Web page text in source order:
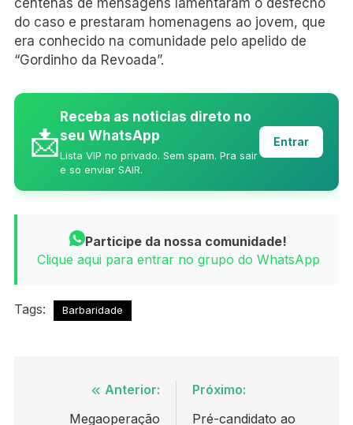
centenas de mensagens lamentaram o desfecho
do caso e prestaram homenagens ao jovem, que
era conhecido na comunidade pelo apelido de
“Gordinho da Revoada”.
📩
Receba as noticias direto no
seu WhatsApp
Lista VIP no privado. Sem spam. Pra sair
e so enviar SAIR.
Entrar
Participe da nossa comunidade!
Clique aqui para entrar no grupo do WhatsApp
Tags: Barbaridade
Navegação
Anterior:
Megaoperação
Próximo:
Pré-candidato ao